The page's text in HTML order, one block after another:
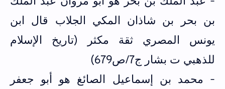
بن بحر بن شاذان المكي الجلاب قال ابن
يونس المصري ثقة مكثر (تاريخ الإسلام
للذهبي ت بشار ج7/ص679)
- محمد بن إسماعيل الصائغ هو أبو جعفر